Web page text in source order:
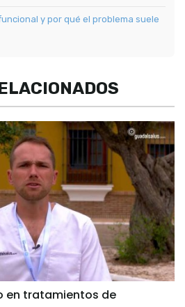
y por qué el problema suele
en tratamientos de